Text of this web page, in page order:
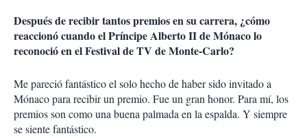
Después de recibir tantos premios en su carrera, ¿cómo
reaccionó cuando el Príncipe Alberto II de Mónaco lo
reconoció en el Festival de TV de Monte-Carlo?
Me pareció fantástico el solo hecho de haber sido invitado a
Mónaco para recibir un premio. Fue un gran honor. Para mí, los
premios son como una buena palmada en la espalda. Y siempre
se siente fantástico.